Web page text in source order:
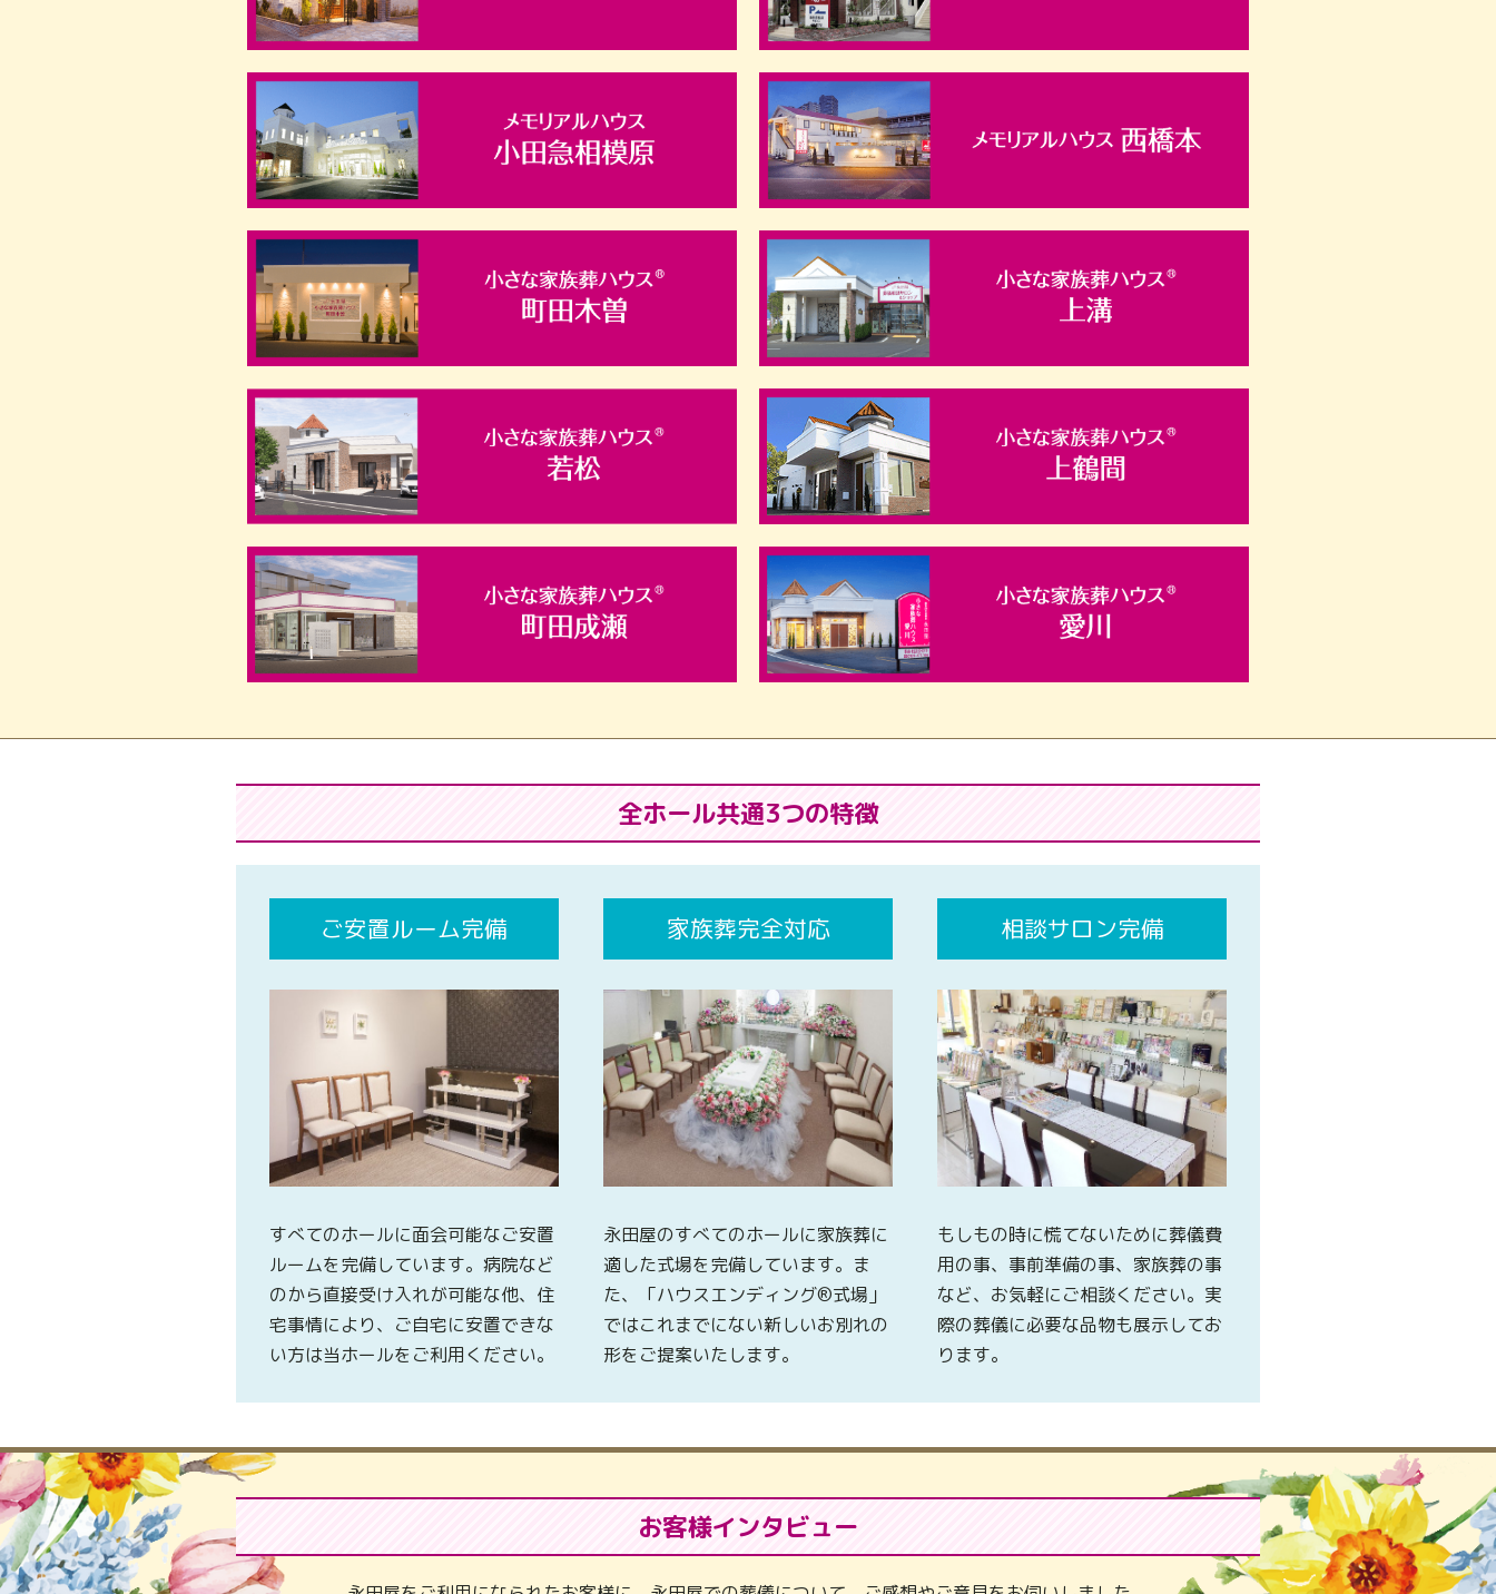
全ホール共通3つの特徴
ご安置ルーム完備
すべてのホールに面会可能なご安置
ルームを完備しています。病院など
のから直接受け入れが可能な他、住
宅事情により、ご自宅に安置できな
い方は当ホールをご利用ください。
家族葬完全対応
永田屋のすべてのホールに家族葬に
適した式場を完備しています。ま
た、「ハウスエンディング®式場」
ではこれまでにない新しいお別れの
形をご提案いたします。
相談サロン完備
もしもの時に慌てないために葬儀費
用の事、事前準備の事、家族葬の事
など、お気軽にご相談ください。実
際の葬儀に必要な品物も展示してお
ります。
お客様インタビュー